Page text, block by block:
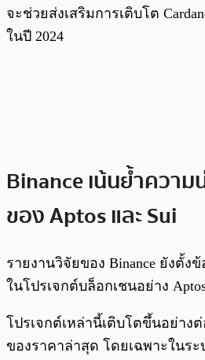
จะช่วยส่งเสริมการเติบโต
ในปี 2024
Binance เน้นย้ำควา
ของ Aptos และ Sui
รายงานวิจัยของ Binance ยังตั้ง
ในโปรเจกต์บล็อกเชนอย่าง
โปรเจกต์เหล่านี้เติบโตขึ้นอย่าง
ของราคาล่าสุด โดยเฉพาะในร